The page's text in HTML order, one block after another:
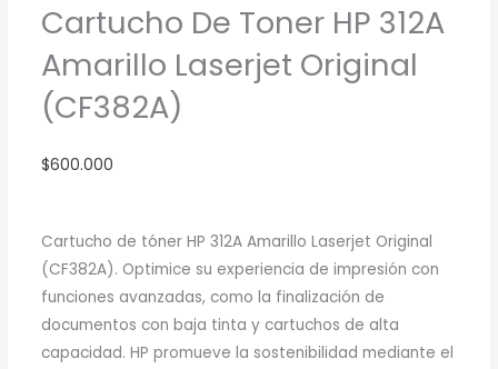
Cartucho De Toner HP 312A
Amarillo Laserjet Original
(CF382A)
$600.000
Cartucho de tóner HP 312A Amarillo Laserjet Original
(CF382A). Optimice su experiencia de impresión con
funciones avanzadas, como la finalización de
documentos con baja tinta y cartuchos de alta
capacidad. HP promueve la sostenibilidad mediante el